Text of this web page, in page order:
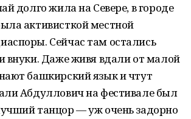
долго жила на Севере, в городе
активисткой местной
Сейчас там остались
внуки. Даже живя вдали от малой
башкирский язык и чтут
Абдуллович на фестивале был
танцор — уж очень задорно